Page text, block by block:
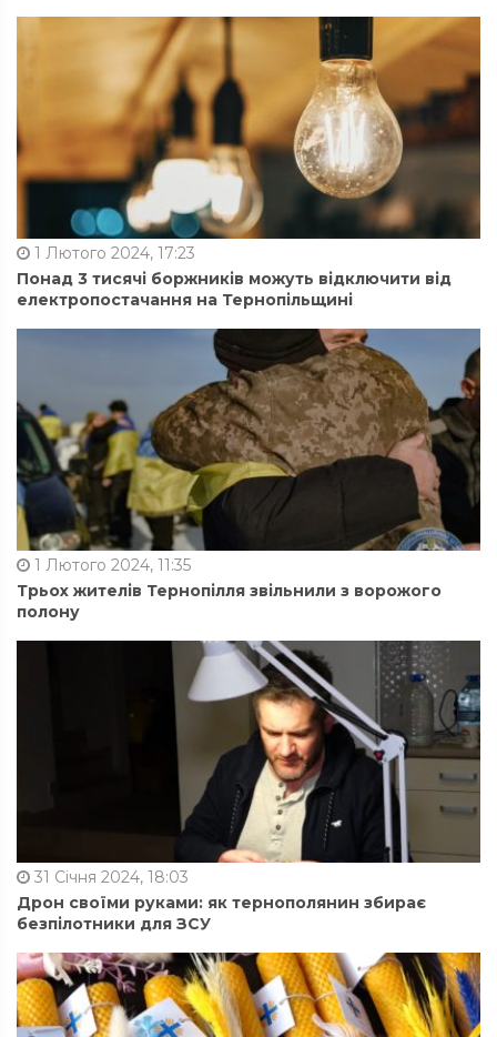
1 Лютого 2024, 17:23
Понад 3 тисячі боржників можуть відключити від
електропостачання на Тернопільщині
1 Лютого 2024, 11:35
Трьох жителів Тернопілля звільнили з ворожого
полону
31 Січня 2024, 18:03
Дрон своїми руками: як тернополянин збирає
безпілотники для ЗСУ